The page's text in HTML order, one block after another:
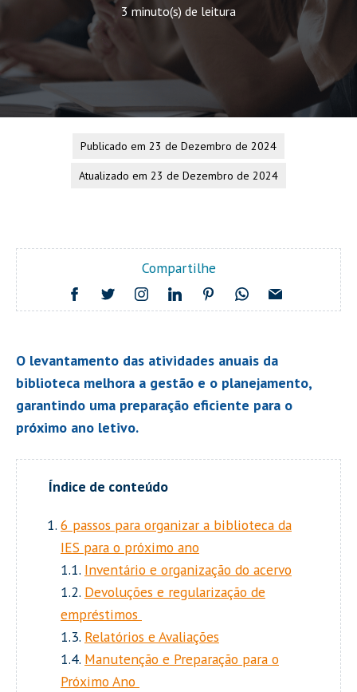
3 minuto(s) de leitura
Publicado em 23 de Dezembro de 2024
Atualizado em 23 de Dezembro de 2024
Compartilhe
O levantamento das atividades anuais da
biblioteca melhora a gestão e o planejamento,
garantindo uma preparação eficiente para o
próximo ano letivo.
6 passos para organizar a biblioteca da
IES para o próximo ano
1.1. Inventário e organização do acervo
1.2. Devoluções e regularização de
empréstimos
1.3. Relatórios e Avaliações
1.4. Manutenção e Preparação para o
Próximo Ano